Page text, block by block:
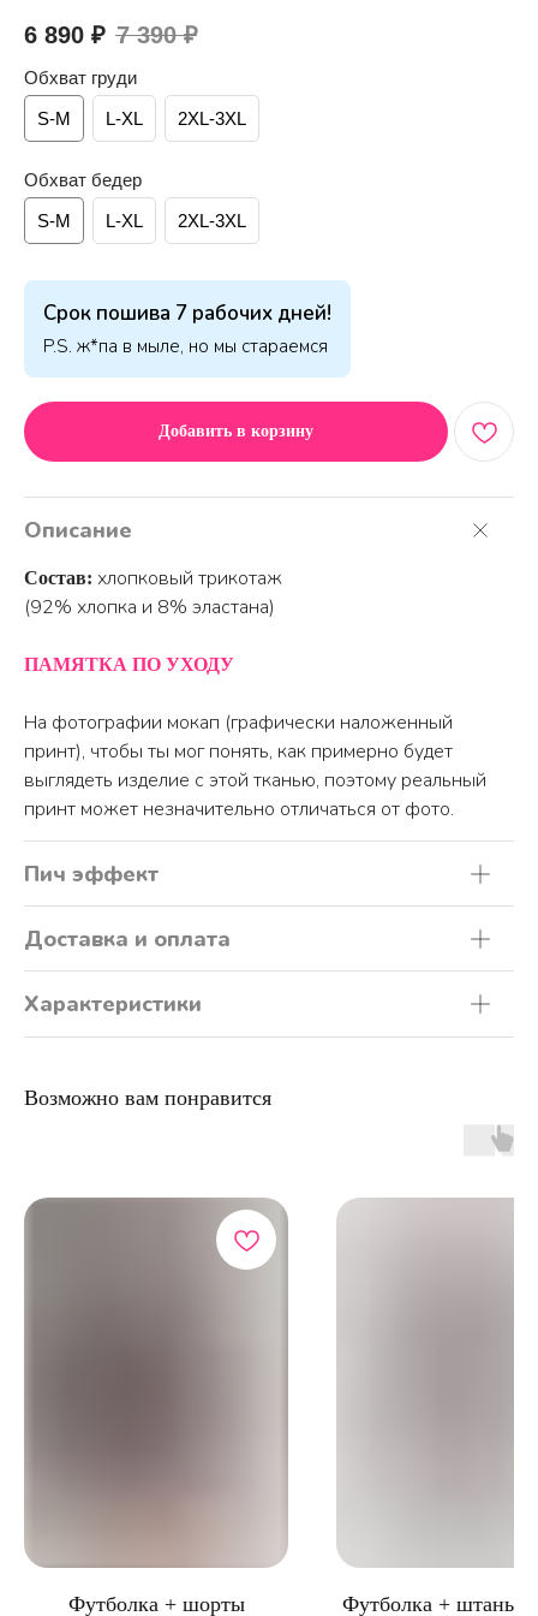
6 890 ₽ 7 390 ₽
Обхват груди
S-M
L-XL 2XL-3XL
Обхват бедер
S-M
L-XL 2XL-3XL
Срок пошива 7 рабочих дней!
P.S. ж*па в мыле, но мы стараемся
Добавить в корзину
Описание
Состав: хлопковый трикотаж
(92% хлопка и 8% эластана)
ПАМЯТКА ПО УХОДУ
На фотографии мокап (графически наложенный
принт), чтобы ты мог понять, как примерно будет
выглядеть изделие с этой тканью, поэтому реальный
принт может незначительно отличаться от фото.
Пич эффект
Доставка и оплата
Характеристики
Возможно вам понравится
Футболка + шорты
Футболка + штаны